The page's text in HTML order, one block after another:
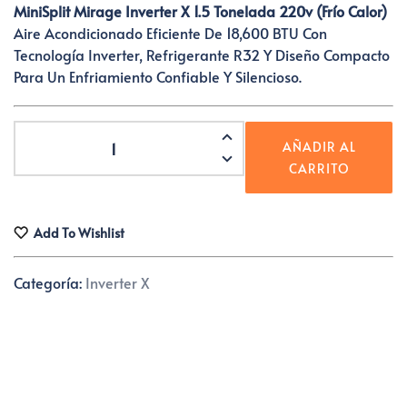
MiniSplit Mirage Inverter X 1.5 Tonelada 220v (Frío Calor)
Aire Acondicionado Eficiente De 18,600 BTU Con
Tecnología Inverter, Refrigerante R32 Y Diseño Compacto
Para Un Enfriamiento Confiable Y Silencioso.
X
Frio
Calor
AÑADIR AL
CARRITO
Add To Wishlist
Categoría: Inverter X